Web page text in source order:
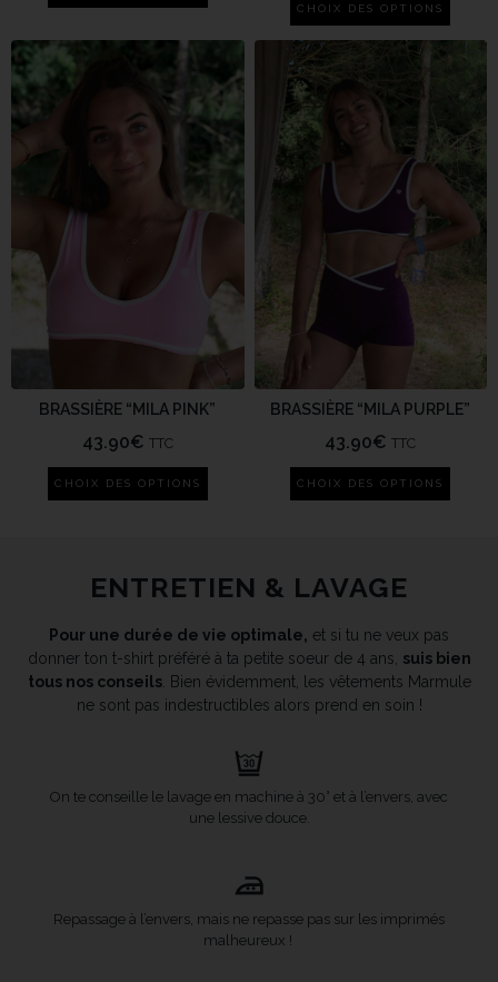
CHOIX DES OPTIONS
BRASSIÈRE “MILA PINK”
43.90€ TTC
CHOIX DES OPTIONS
BRASSIÈRE “MILA PURPLE”
43.90€ TTC
CHOIX DES OPTIONS
ENTRETIEN & LAVAGE
Pour une durée de vie optimale, et si tu ne veux pas
donner ton t-shirt préféré à ta petite soeur de 4 ans, suis bien
tous nos conseils. Bien évidemment, les vêtements Marmule
ne sont pas indestructibles alors prend en soin !
On te conseille le lavage en machine à 30° et à l’envers, avec
une lessive douce.
Repassage à l’envers, mais ne repasse pas sur les imprimés
malheureux !